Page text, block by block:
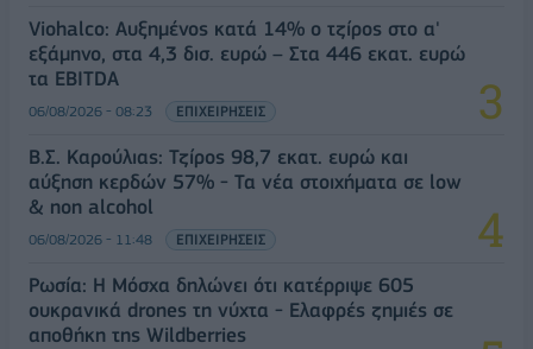
Viohalco: Αυξημένος κατά 14% ο τζίρος στο α'
εξάμηνο, στα 4,3 δισ. ευρώ – Στα 446 εκατ. ευρώ
τα EBITDA
06/08/2026 - 08:23 ΕΠΙΧΕΙΡΗΣΕΙΣ
Β.Σ. Καρούλιας: Τζίρος 98,7 εκατ. ευρώ και
αύξηση κερδών 57% - Τα νέα στοιχήματα σε low
& non alcohol
06/08/2026 - 11:48 ΕΠΙΧΕΙΡΗΣΕΙΣ
Ρωσία: Η Μόσχα δηλώνει ότι κατέρριψε 605
ουκρανικά drones τη νύχτα - Ελαφρές ζημιές σε
αποθήκη της Wildberries